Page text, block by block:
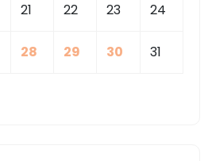
21 22 23 24
28 29 30 31